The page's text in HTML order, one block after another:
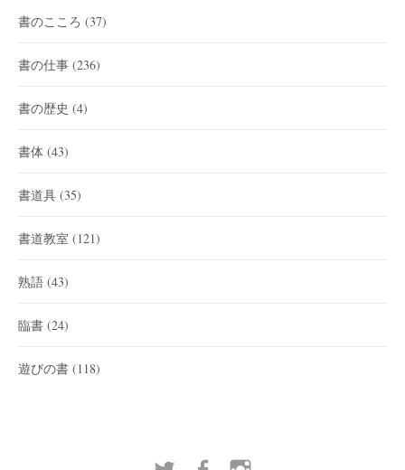
書のこころ (37)
書の仕事 (236)
書の歴史 (4)
書体 (43)
書道具 (35)
書道教室 (121)
熟語 (43)
臨書 (24)
遊びの書 (118)